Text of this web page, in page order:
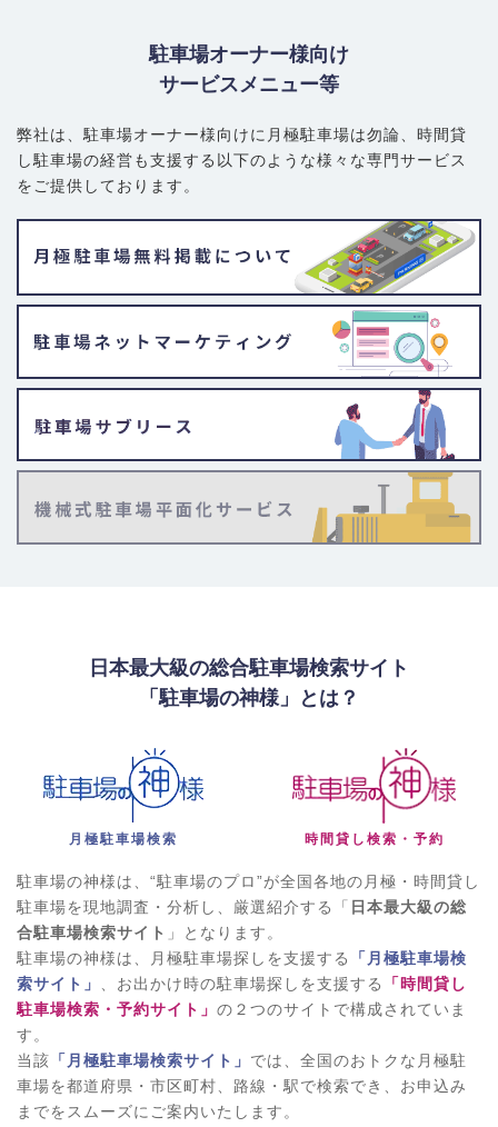
駐車場オーナー様向け
サービスメニュー等
弊社は、駐車場オーナー様向けに月極駐車場は勿論、 時間貸
し駐車場の経営も支援する以下のような様々な専門サービス
をご提供しております。
日本最大級の総合駐車場検索サイト
「駐車場の神様」とは？
月極駐車場検索 時間貸し検索・予約
駐車場の神様は、“駐車場のプロ”が全国各地の月極・時間貸し
駐車場を現地調査・分析し、厳選紹介する「 日本最大級の総
合駐車場検索サイト 」となります。
駐車場の神様は、月極駐車場探しを支援する
「月極駐車場検
索サイト」
、お出かけ時の駐車場探しを支援する
「時間貸し
駐車場検索・予約サイト」 の２つのサイトで構成されていま
す。
当該 「月極駐車場検索サイト」 では、全国のおトクな月極駐
車場を都道府県・市区町村、路線・駅で検索でき、お申込み
までをスムーズにご案内いたします。